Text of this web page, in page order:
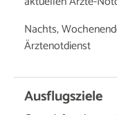
Nachts,
Ärztenotdienst
Ausflugsziele